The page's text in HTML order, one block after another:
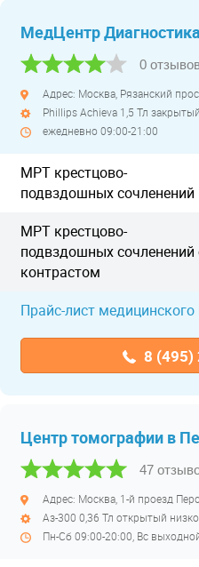
МедЦентр Диагностика
0
Адрес: Москва, Рязанский
Phillips Achieva 1,5 Тл
ежедневно 09:00-21:00
МРТ крестцово-
подвздошных сочленений
МРТ крестцово-
подвздошных сочленений
контрастом
Прайс-лист медицинского
8 (495)
Центр томографии в
47
Адрес: Москва, 1-й проезд
Аз-300 0,36 Тл открытый
Пн-Сб 09:00-20:00, Вс